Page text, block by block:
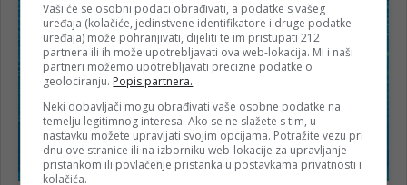
Vaši će se osobni podaci obrađivati, a podatke s vašeg
uređaja (kolačiće, jedinstvene identifikatore i druge podatke
uređaja) može pohranjivati, dijeliti te im pristupati 212
partnera ili ih može upotrebljavati ova web-lokacija. Mi i naši
partneri možemo upotrebljavati precizne podatke o
geolociranju. Popis partnera.
Neki dobavljači mogu obrađivati vaše osobne podatke na
temelju legitimnog interesa. Ako se ne slažete s tim, u
nastavku možete upravljati svojim opcijama. Potražite vezu pri
dnu ove stranice ili na izborniku web-lokacije za upravljanje
pristankom ili povlačenje pristanka u postavkama privatnosti i
kolačića.